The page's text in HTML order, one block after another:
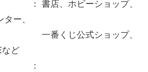
書店、ホビーショップ、
ー、
公式ショップ、
ど
：